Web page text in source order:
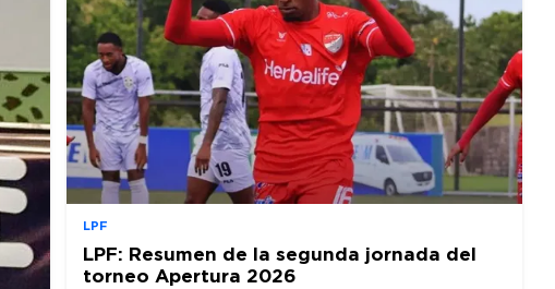
LPF
LPF: Resumen de la segunda jornada del
torneo Apertura 2026